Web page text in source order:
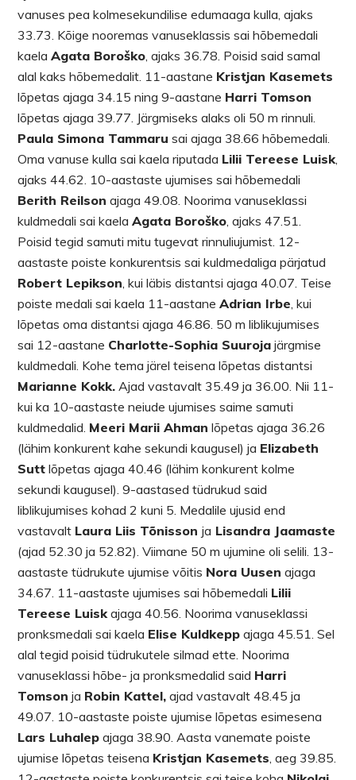
vanuses pea kolmesekundilise edumaaga kulla, ajaks
33.73. Kõige nooremas vanuseklassis sai hõbemedali
kaelaAgata Boroško, ajaks 36.78. Poisid said samal
alal kaks hõbemedalit. 11-aastane Kristjan Kasemets
lõpetas ajaga 34.15 ning 9-aastane Harri Tomson
lõpetas ajaga 39.77. Järgmiseks alaks oli 50 m rinnuli.
Paula Simona Tammaru sai ajaga 38.66 hõbemedali.
Oma vanuse kulla sai kaela riputada Lilii Tereese Luisk,
ajaks 44.62. 10-aastaste ujumises sai hõbemedali
Berith Reilson ajaga 49.08. Noorima vanuseklassi
kuldmedali sai kaelaAgata Boroško, ajaks 47.51.
Poisid tegid samuti mitu tugevat rinnuliujumist. 12-
aastaste poiste konkurentsis sai kuldmedaliga pärjatud
Robert Lepikson, kui läbis distantsi ajaga 40.07. Teise
poiste medali sai kaela 11-aastaneAdrian Irbe, kui
lõpetas oma distantsi ajaga 46.86. 50 m liblikujumises
sai 12-aastane Charlotte-Sophia Suuroja järgmise
kuldmedali. Kohe tema järel teisena lõpetas distantsi
Marianne Kokk. Ajad vastavalt 35.49 ja 36.00. Nii 11-
kui ka 10-aastaste neiude ujumises saime samuti
kuldmedalid. Meeri Marii Ahman lõpetas ajaga 36.26
(lähim konkurent kahe sekundi kaugusel) ja Elizabeth
Sutt lõpetas ajaga 40.46 (lähim konkurent kolme
sekundi kaugusel). 9-aastased tüdrukud said
liblikujumises kohad 2 kuni 5. Medalile ujusid end
vastavalt Laura Liis Tõnissonja Lisandra Jaamaste
(ajad 52.30 ja 52.82). Viimane 50 m ujumine oli selili. 13-
aastaste tüdrukute ujumise võitis Nora Uusen ajaga
34.67. 11-aastaste ujumises sai hõbemedali Lilii
Tereese Luiskajaga 40.56. Noorima vanuseklassi
pronksmedali sai kaela Elise Kuldkepp ajaga 45.51. Sel
alal tegid poisid tüdrukutele silmad ette. Noorima
vanuseklassi hõbe- ja pronksmedalid said Harri
Tomson ja Robin Kattel, ajad vastavalt 48.45 ja
49.07. 10-aastaste poiste ujumise lõpetas esimesena
Lars Luhalep ajaga 38.90. Aasta vanemate poiste
ujumise lõpetas teisena Kristjan Kasemets, aeg 39.85.